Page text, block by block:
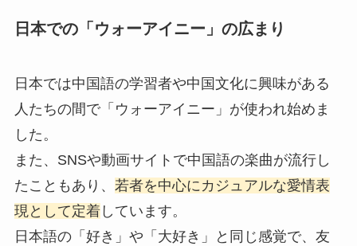
日本での「ウォーアイニー」の広まり
日本では中国語の学習者や中国文化に興味がある
人たちの間で「ウォーアイニー」が使われ始めま
した。
また、SNSや動画サイトで中国語の楽曲が流行し
たこともあり、 若者を中心にカジュアルな愛情表
現として定着しています。
日本語の「好き」や「大好き」と同じ感覚で、友